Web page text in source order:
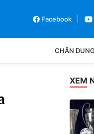
Facebook
CHÂN DUNG
XEM